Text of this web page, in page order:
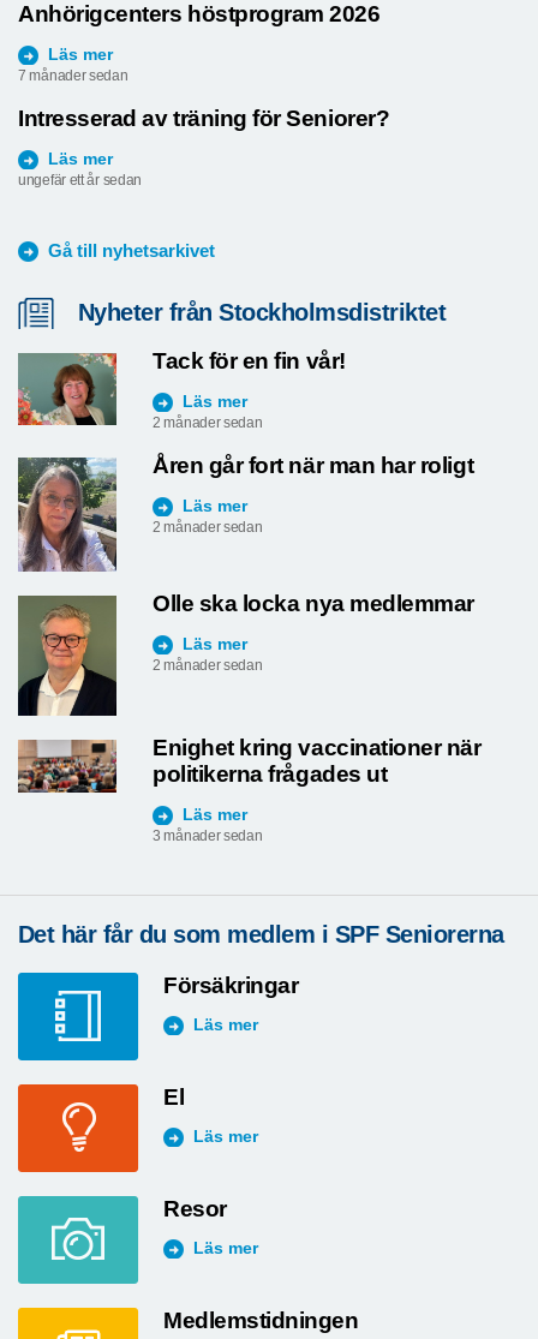
Anhörigcenters höstprogram 2026
Läs mer
7 månader sedan
Intresserad av träning för Seniorer?
Läs mer
ungefär ett år sedan
Gå till nyhetsarkivet
Nyheter från Stockholmsdistriktet
Tack för en fin vår!
Läs mer
2 månader sedan
Åren går fort när man har roligt
Läs mer
2 månader sedan
Olle ska locka nya medlemmar
Läs mer
2 månader sedan
Enighet kring vaccinationer när
politikerna frågades ut
Läs mer
3 månader sedan
Det här får du som medlem i SPF Seniorerna
Försäkringar
Läs mer
El
Läs mer
Resor
Läs mer
Medlemstidningen